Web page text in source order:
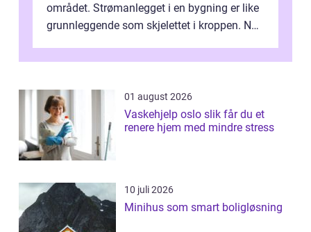
området. Strømanlegget i en bygning er like
grunnleggende som skjelettet i kroppen. Når
01 august 2026
Vaskehjelp oslo slik får du et
renere hjem med mindre stress
10 juli 2026
Minihus som smart boligløsning